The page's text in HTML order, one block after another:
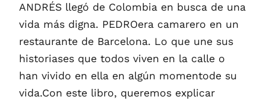
ANDRÉS llegó de Colombia en busca de una
vida más digna. PEDROera camarero en un
restaurante de Barcelona. Lo que une sus
historiases que todos viven en la calle o
han vivido en ella en algún momentode su
vida.Con este libro, queremos explicar